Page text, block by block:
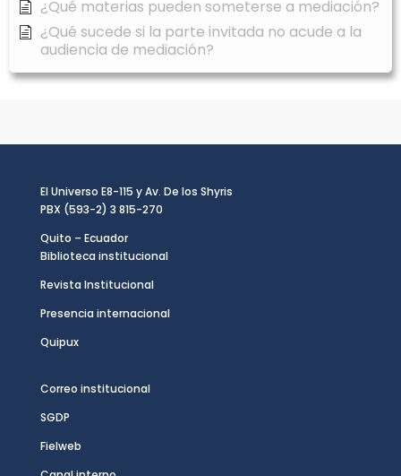
¿Qué materias pueden someterse a mediación?
¿Qué sucede si la parte invitada no acude a la
audiencia de mediación?
El Universo E8-115 y Av. De los Shyris
PBX (593-2) 3 815-270
Quito – Ecuador
Biblioteca institucional
Revista Institucional
Presencia internacional
Quipux
Correo institucional
SGDP
Fielweb